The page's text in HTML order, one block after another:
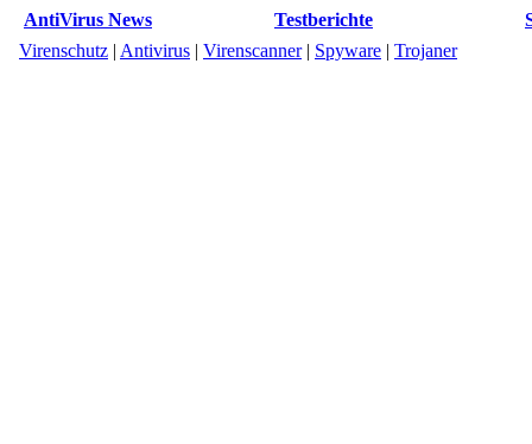
AntiVirus News Testberichte
Virenschutz | Antivirus | Virenscanner| Spyware | Trojaner